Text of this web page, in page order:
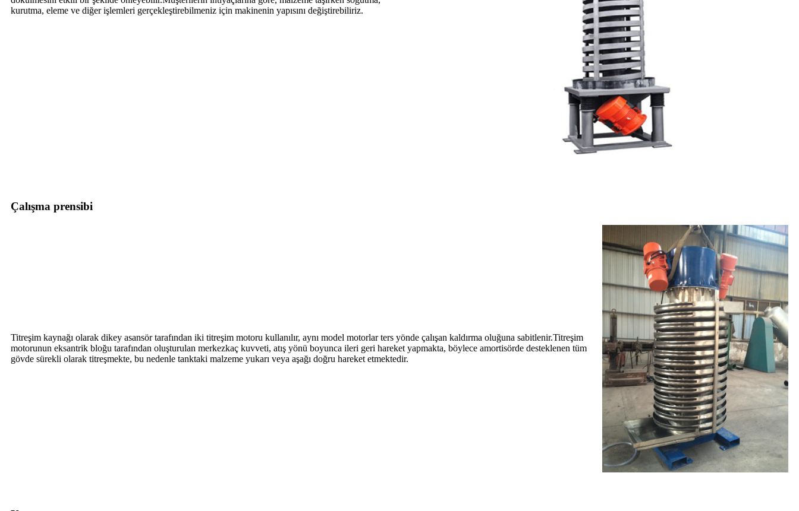
kurutma, eleme ve diğer işlemleri gerçekleştirebilmeniz için makinenin yapısını değiştirebiliriz.
Çalışma prensibi
Titreşim kaynağı olarak dikey asansör tarafından iki titreşim motoru kullanılır, aynı model motorlar ters yönde çalışan kaldırma oluğuna sabitlenir.Titreşim
motorunun eksantrik bloğu tarafından oluşturulan merkezkaç kuvveti, atış yönü boyunca ileri geri hareket yapmakta, böylece amortisörde desteklenen tüm
gövde sürekli olarak titreşmekte, bu nedenle tanktaki malzeme yukarı veya aşağı doğru hareket etmektedir.